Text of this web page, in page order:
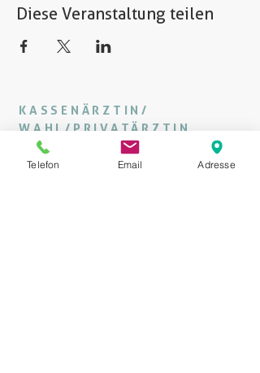
Diese Veranstaltung teilen
KASSENÄRZTIN/
WAHL/PRIVATÄRZTIN
DR. MARGARETE WIGOSCHNIG, MSC
Telefon Email Adresse